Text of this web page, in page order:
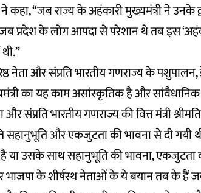
ने कहा, “जब राज्य के अहंकारी मुख्यमंत्री ने उनके
जब प्रदेश के लोग आपदा से परेशान थे तब इस
नेता और संप्रति भारतीय गणराज्य के पशुपालन,
का यह काम असांस्कृतिक है और सांवैधानिक
और संप्रति भारतीय गणराज्य की वित्त मंत्री
सहानुभूति और एकजुटता की भावना से दी
या उसके साथ सहानुभूति की भावना, एकजुटता
भाजपा के शीर्षस्थ नेताओं के ये बयान तब के हैं